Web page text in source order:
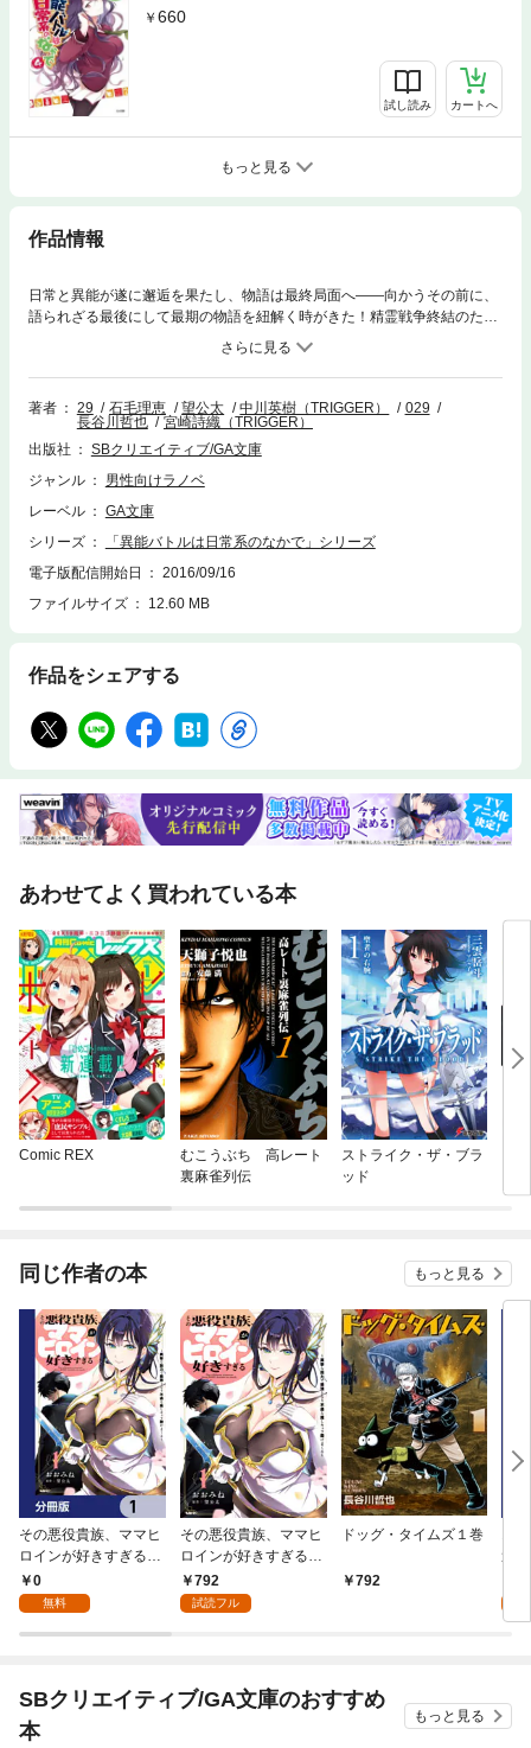
660
試し読み カートへ
もっと見る
作品情報
日常と異能が遂に邂逅を果たし、物語は最終局面へ――向かうその前に、
語られざる最後にして最期の物語を紐解く時がきた！精霊戦争終結のため
に生み出された≪絶え間なく改定される十戒≫田中運命子は、何のために
死に、何のために生きたのか？
著者 29 石毛理恵 望公太 中川英樹（TRIGGER）
029
長谷川哲也
宮崎詩織（TRIGGER）
出版社
SBクリエイティブ/GA文庫
ジャンル
男性向けラノベ
レーベル
GA文庫
シリーズ
「異能バトルは日常系のなかで」シリーズ
電子版配信開始日
2016/09/16
ファイルサイズ
12.60 MB
作品をシェアする
あわせてよく買われている本
Comic REX
むこうぶち 高レート
裏麻雀列伝
ストライク・ザ・ブラ
ッド
同じ作者の本 もっと見る
その悪役貴族、ママヒ
ロインが好きすぎる
【分冊版】 1
0
無料
その悪役貴族、ママヒ
ロインが好きすぎる
１ ～真摯な努力で最
強となり不遇な推しキ
792
試読フル
ドッグ・タイムズ１巻
792
達
SBクリエイティブ/GA文庫のおすすめ
本
もっと見る